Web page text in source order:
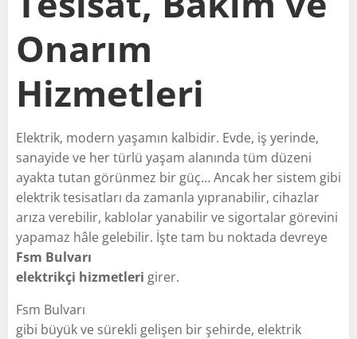
Onarım
Hizmetleri
Elektrik, modern yaşamın kalbidir. Evde, iş yerinde,
sanayide ve her türlü yaşam alanında tüm düzeni
ayakta tutan görünmez bir güç… Ancak her sistem gibi
elektrik tesisatları da zamanla yıpranabilir, cihazlar
arıza verebilir, kablolar yanabilir ve sigortalar görevini
yapamaz hâle gelebilir. İşte tam bu noktada devreye
Fsm Bulvarı
elektrikçi hizmetleri girer.
Fsm Bulvarı
gibi büyük ve sürekli gelişen bir şehirde, elektrik